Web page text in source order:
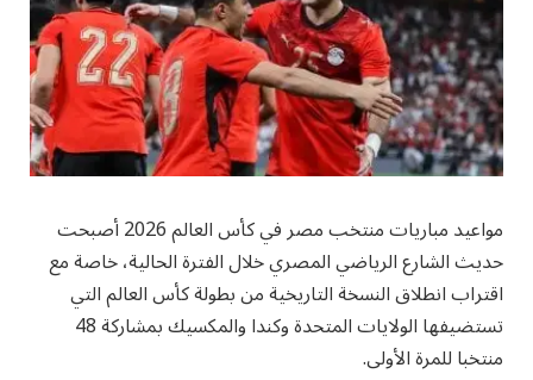
مواعيد مباريات منتخب مصر في كأس العالم 2026 أصبحت
حديث الشارع الرياضي المصري خلال الفترة الحالية، خاصة مع
اقتراب انطلاق النسخة التاريخية من بطولة كأس العالم التي
تستضيفها الولايات المتحدة وكندا والمكسيك بمشاركة 48
منتخبا للمرة الأولى.